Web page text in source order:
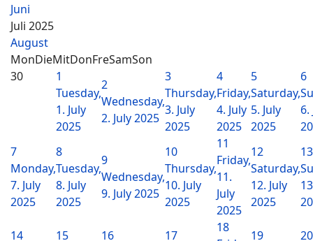
Juni
Juli 2025
August
MonDieMitDonFreSamSon
30
1
Tuesday,
1. July
2025
2
Wednesday,
2. July 2025
3
Thursday,
3. July
2025
4
Friday,
4. July
2025
5
Saturday,
5. July
2025
6
6.
7
Monday,
7. July
2025
8
Tuesday,
8. July
2025
9
Wednesday,
9. July 2025
10
Thursday,
10. July
2025
11
Friday,
11.
July
2025
12
Saturday,
12. July
2025
13
14
15
16
17
18
19
20